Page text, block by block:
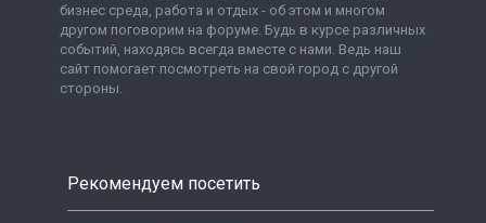
бизнес среда, работа и отдых - об этом и многом
другом поговорим на форуме. Будь в курсе различных
событий, находясь всегда вместе с нами. Ведь наш
сайт помогает посмотреть на свой город с другой
стороны.
Рекомендуем посетить